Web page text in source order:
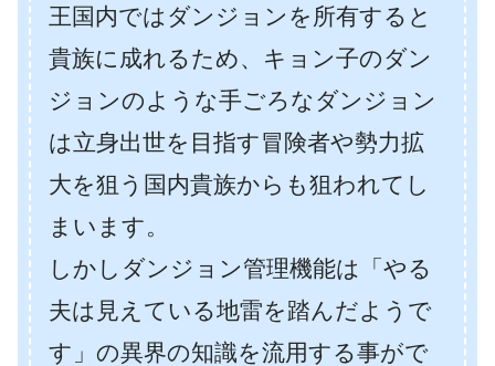
王国内ではダンジョンを所有すると
貴族に成れるため、キョン子のダン
ジョンのような手ごろなダンジョン
は立身出世を目指す冒険者や勢力拡
大を狙う国内貴族からも狙われてし
まいます。
しかしダンジョン管理機能は「やる
夫は見えている地雷を踏んだようで
す」の異界の知識を流用する事がで